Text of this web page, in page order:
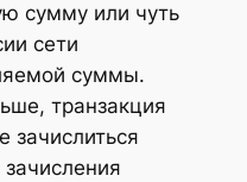
сумму или чуть
сети
суммы.
транзакция
зачислиться